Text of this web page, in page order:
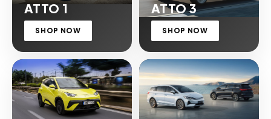
ATTO 1
SHOP NOW
ATTO 3
SHOP NOW